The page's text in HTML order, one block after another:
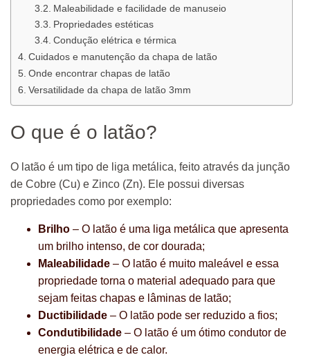
Maleabilidade e facilidade de manuseio
Propriedades estéticas
Condução elétrica e térmica
Cuidados e manutenção da chapa de latão
Onde encontrar chapas de latão
Versatilidade da chapa de latão 3mm
O que é o latão?
O latão é um tipo de liga metálica, feito através da junção
de Cobre (Cu) e Zinco (Zn). Ele possui diversas
propriedades como por exemplo:
Brilho – O latão é uma liga metálica que apresenta
um brilho intenso, de cor dourada;
Maleabilidade – O latão é muito maleável e essa
propriedade torna o material adequado para que
sejam feitas chapas e lâminas de latão;
Ductibilidade – O latão pode ser reduzido a fios;
Condutibilidade – O latão é um ótimo condutor de
energia elétrica e de calor.